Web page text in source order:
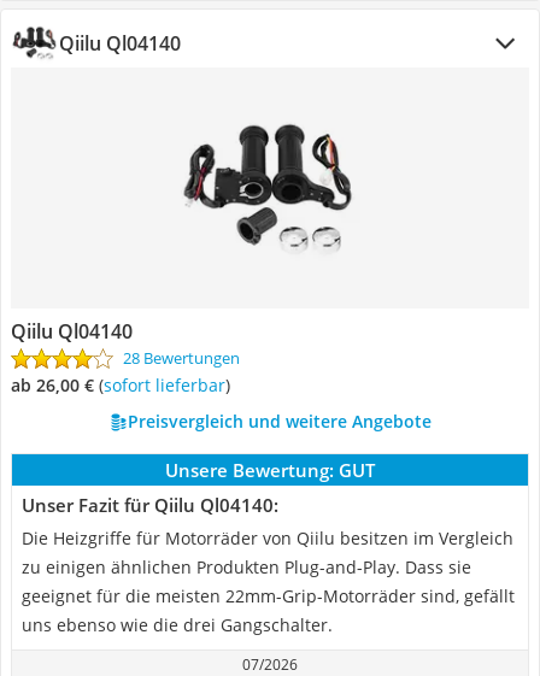
Qiilu Ql04140
Qiilu Ql04140
28 Bewertungen
ab 26,00 € ( Sofort lieferbar)
Preisvergleich und weitere Angebote
Unsere Bewertung: GUT
Unser Fazit für Qiilu Ql04140:
Die Heizgriffe für Motorräder von Qiilu besitzen im Vergleich
zu einigen ähnlichen Produkten Plug-and-Play. Dass sie
geeignet für die meisten 22mm-Grip-Motorräder sind, gefällt
uns ebenso wie die drei Gangschalter.
07/2026